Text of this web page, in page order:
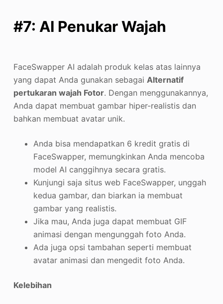
#7: AI Penukar Wajah
FaceSwapper AI adalah produk kelas atas lainnya
yang dapat Anda gunakan sebagai Alternatif
pertukaran wajah Fotor. Dengan menggunakannya,
Anda dapat membuat gambar hiper-realistis dan
bahkan membuat avatar unik.
Anda bisa mendapatkan 6 kredit gratis di
FaceSwapper, memungkinkan Anda mencoba
model AI canggihnya secara gratis.
Kunjungi saja situs web FaceSwapper, unggah
kedua gambar, dan biarkan ia membuat
gambar yang realistis.
Jika mau, Anda juga dapat membuat GIF
animasi dengan mengunggah foto Anda.
Ada juga opsi tambahan seperti membuat
avatar animasi dan mengedit foto Anda.
Kelebihan